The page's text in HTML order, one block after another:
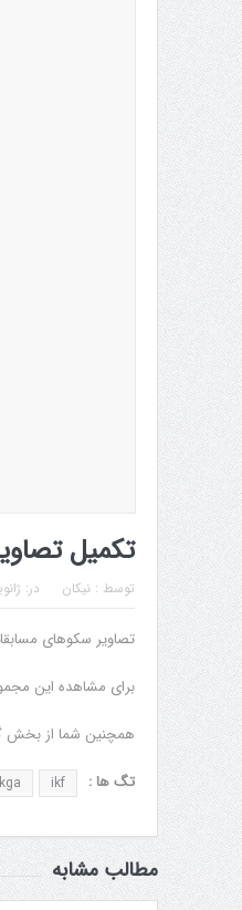
تکمیل
توسط :نیکان در: ژانویه
تصاویر سکوهای
برای مشاهده این
همچنین شما از بخش
تگ ها : ikf
مطالب مشابه